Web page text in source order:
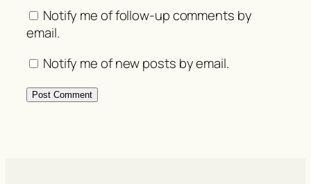
Notify me of follow-up comments by
email.
Notify me of new posts by email.